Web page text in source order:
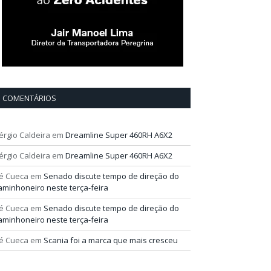
COMENTÁRIOS
Caldeira em Dreamline Super 460RH A6X2
Caldeira em Dreamline Super 460RH A6X2
Cueca em Senado discute tempo de direção do
neste terça-feira
Cueca em Senado discute tempo de direção do
neste terça-feira
Cueca em Scania foi a marca que mais cresceu